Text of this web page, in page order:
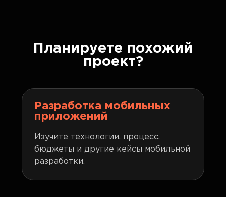
Планируете похожий
проект?
Разработка мобильных
приложений
Изучите технологии, процесс,
бюджеты и другие кейсы мобильной
разработки.